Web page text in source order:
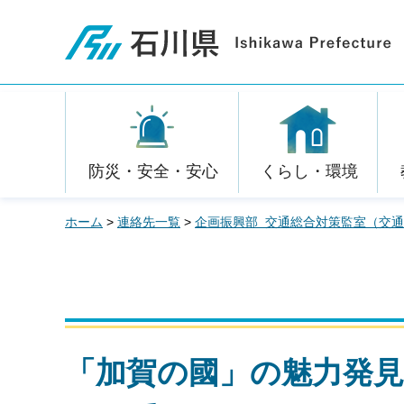
石川県
防災・安全・安心 くらし・環境
ホーム > 連絡先一覧 > 企画振興部 交通総合対策監室（交
「加賀の國」の魅力発